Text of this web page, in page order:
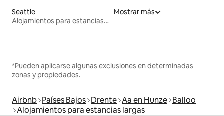
Seattle
Alojamientos para estancias largas
Mostrar más
*Pueden aplicarse algunas exclusiones en determinadas
zonas y propiedades.
Airbnb Países Bajos Drente Aa en Hunze Balloo
Alojamientos para estancias largas